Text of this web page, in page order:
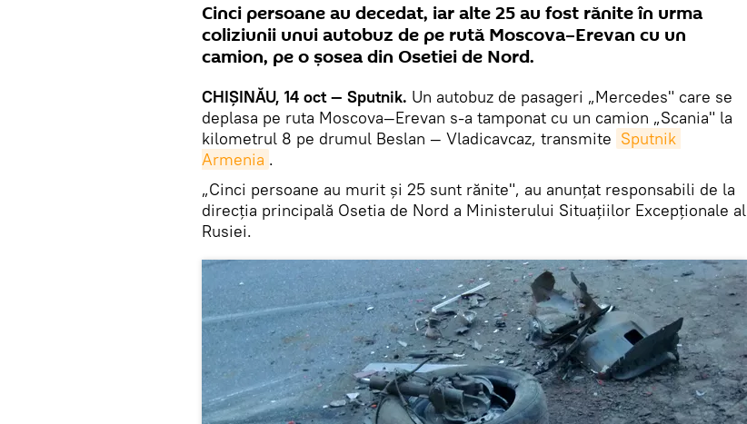
Cinci persoane au decedat, iar alte 25 au fost rănite în urma
coliziunii unui autobuz de pe rută Moscova–Erevan cu un
camion, pe o şosea din Osetiei de Nord.
CHIȘINĂU, 14 oct — Sputnik. Un autobuz de pasageri „Mercedes" care se
deplasa pe ruta Moscova—Erevan s-a tamponat cu un camion „Scania" la
kilometrul 8 pe drumul Beslan — Vladicavcaz, transmite Sputnik
Armenia .
„Cinci persoane au murit și 25 sunt rănite", au anunțat responsabili de la
direcția principală Osetia de Nord a Ministerului Situațiilor Excepționale al
Rusiei.